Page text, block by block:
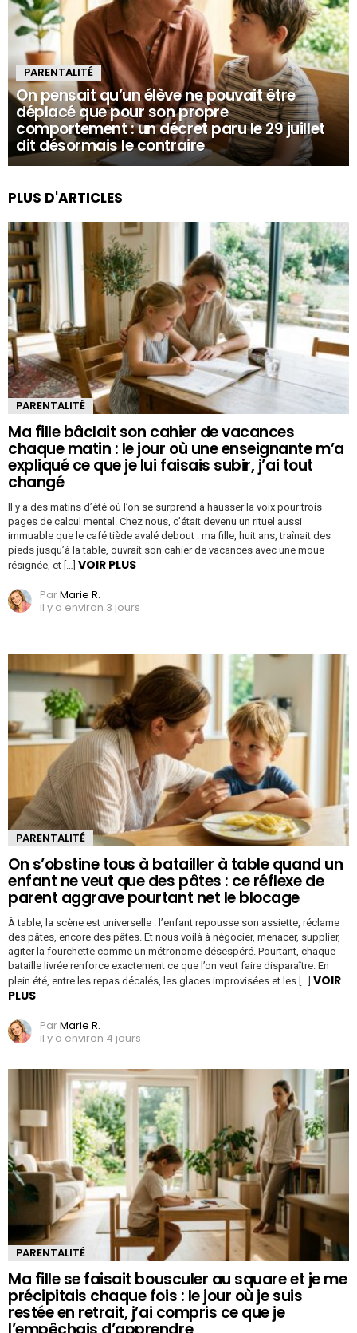
PARENTALITÉ
On pensait qu’un élève ne pouvait être
déplacé que pour son propre
comportement : un décret paru le 29 juillet
dit désormais le contraire
PLUS D'ARTICLES
PARENTALITÉ
Ma fille bâclait son cahier de vacances
chaque matin : le jour où une enseignante m’a
expliqué ce que je lui faisais subir, j’ai tout
changé
Il y a des matins d’été où l’on se surprend à hausser la voix pour trois
pages de calcul mental. Chez nous, c’était devenu un rituel aussi
immuable que le café tiède avalé debout : ma fille, huit ans, traînait des
pieds jusqu’à la table, ouvrait son cahier de vacances avec une moue
résignée, et […] VOIR PLUS
ParMarie R.
il y a environ 3 jours
PARENTALITÉ
On s’obstine tous à batailler à table quand un
enfant ne veut que des pâtes : ce réflexe de
parent aggrave pourtant net le blocage
À table, la scène est universelle : l’enfant repousse son assiette, réclame
des pâtes, encore des pâtes. Et nous voilà à négocier, menacer, supplier,
agiter la fourchette comme un métronome désespéré. Pourtant, chaque
bataille livrée renforce exactement ce que l’on veut faire disparaître. En
plein été, entre les repas décalés, les glaces improvisées et les […] VOIR
PLUS
ParMarie R.
il y a environ 4 jours
PARENTALITÉ
Ma fille se faisait bousculer au square et je me
précipitais chaque fois : le jour où je suis
restée en retrait, j’ai compris ce que je